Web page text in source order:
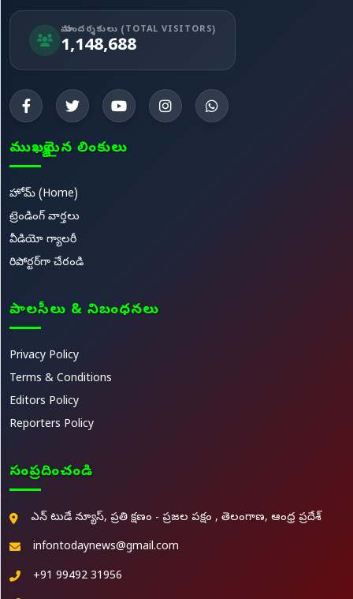
మా సందర్శకులు (TOTAL VISITORS)
1,148,688
ముఖ్యమైన లింకులు
హోమ్ (Home)
ట్రెండింగ్ వార్తలు
వీడియో గ్యాలరీ
రిపోర్టర్‌గా చేరండి
పాలసీలు & నిబంధనలు
Privacy Policy
Terms & Conditions
Editors Policy
Reporters Policy
సంప్రదించండి
ఎన్ టుడే న్యూస్, ప్రతి క్షణం - ప్రజల పక్షం , తెలంగాణ, ఆంధ్ర ప్రదేశ్
infontodaynews@gmail.com
+91 99492 31956